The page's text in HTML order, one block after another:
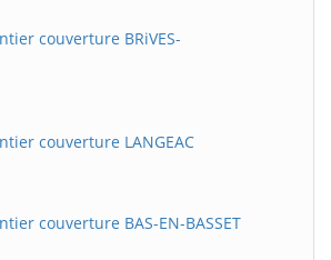
couverture BRiVES-
couverture LANGEAC
couverture BAS-EN-BASSET